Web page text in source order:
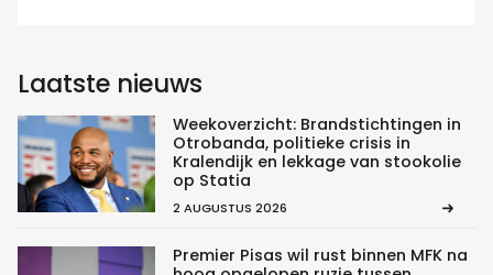
Laatste nieuws
Weekoverzicht: Brandstichtingen in
Otrobanda, politieke crisis in
Kralendijk en lekkage van stookolie
op Statia
2 AUGUSTUS 2026
Premier Pisas wil rust binnen MFK na